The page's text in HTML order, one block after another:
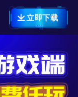
立即下载